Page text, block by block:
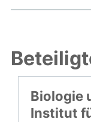
Biologie
Institut